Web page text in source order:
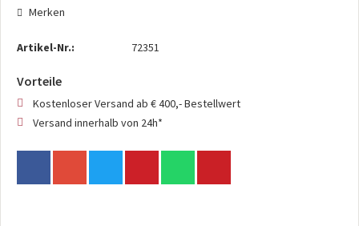
Merken
Artikel-Nr.: 72351
Vorteile
Kostenloser Versand ab € 400,- Bestellwert
Versand innerhalb von 24h*